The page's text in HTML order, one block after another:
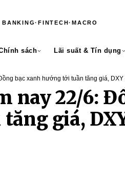
BANKING·FINTECH·MACRO
sách Lãi suất & Tín dụng
bạc xanh hướng tới tuần tăng giá, DXY
nay 22/6:
giá,